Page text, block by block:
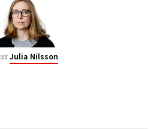
Julia Nilsson